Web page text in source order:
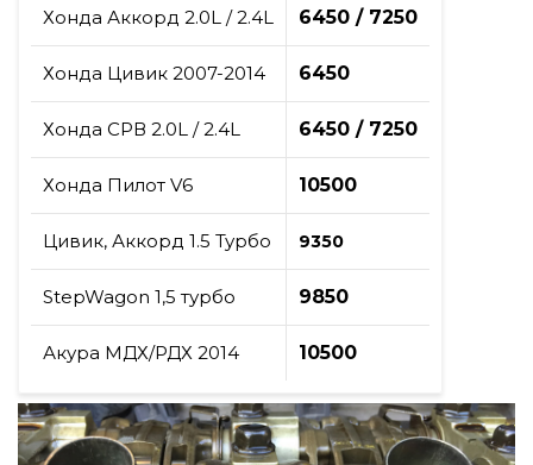
Хонда Аккорд 2.0L / 2.4L 6450 / 7250
Хонда Цивик 2007-2014 6450
Хонда СРВ 2.0L / 2.4L 6450 / 7250
Хонда Пилот V6 10500
Цивик, Аккорд 1.5 Турбо 9350
StepWagon 1,5 турбо 9850
Акура МДХ/РДХ 2014 10500